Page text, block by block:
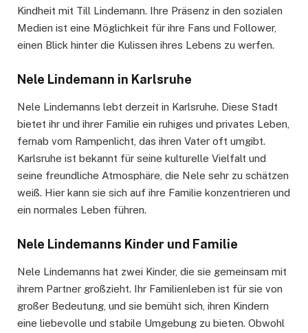
Kindheit mit Till Lindemann. Ihre Präsenz in den sozialen
Medien ist eine Möglichkeit für ihre Fans und Follower,
einen Blick hinter die Kulissen ihres Lebens zu werfen.
Nele Lindemann in Karlsruhe
Nele Lindemanns lebt derzeit in Karlsruhe. Diese Stadt
bietet ihr und ihrer Familie ein ruhiges und privates Leben,
fernab vom Rampenlicht, das ihren Vater oft umgibt.
Karlsruhe ist bekannt für seine kulturelle Vielfalt und
seine freundliche Atmosphäre, die Nele sehr zu schätzen
weiß. Hier kann sie sich auf ihre Familie konzentrieren und
ein normales Leben führen.
Nele Lindemanns Kinder und Familie
Nele Lindemanns hat zwei Kinder, die sie gemeinsam mit
ihrem Partner großzieht. Ihr Familienleben ist für sie von
großer Bedeutung, und sie bemüht sich, ihren Kindern
eine liebevolle und stabile Umgebung zu bieten. Obwohl